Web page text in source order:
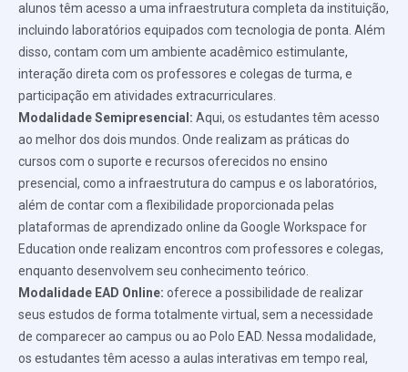
alunos têm acesso a uma infraestrutura completa da instituição,
incluindo laboratórios equipados com tecnologia de ponta. Além
disso, contam com um ambiente acadêmico estimulante,
interação direta com os professores e colegas de turma, e
participação em atividades extracurriculares.
Modalidade Semipresencial: Aqui, os estudantes têm acesso
ao melhor dos dois mundos. Onde realizam as práticas do
cursos com o suporte e recursos oferecidos no ensino
presencial, como a infraestrutura do campus e os laboratórios,
além de contar com a flexibilidade proporcionada pelas
plataformas de aprendizado online da Google Workspace for
Education onde realizam encontros com professores e colegas,
enquanto desenvolvem seu conhecimento teórico.
Modalidade EAD Online: oferece a possibilidade de realizar
seus estudos de forma totalmente virtual, sem a necessidade
de comparecer ao campus ou ao Polo EAD. Nessa modalidade,
os estudantes têm acesso a aulas interativas em tempo real,